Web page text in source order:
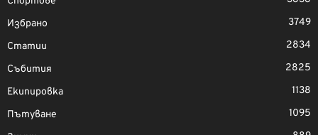
Избрано
3749
Статии
2834
Събития
2825
Екипировка
1138
Пътуване
1095